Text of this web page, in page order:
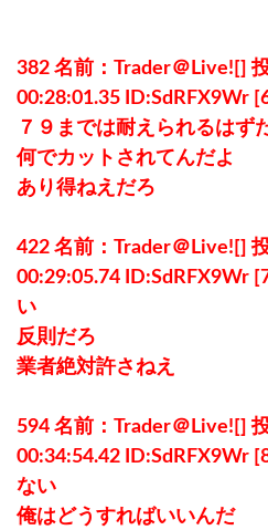
382 名前：Trader＠Live![]
00:28:01.35 ID:SdRFX9Wr
７９までは耐えられるはず
何でカットされてんだよ
あり得ねえだろ
422 名前：Trader＠Live![]
00:29:05.74 ID:SdRFX9Wr
い
反則だろ
業者絶対許さねえ
594 名前：Trader＠Live![]
00:34:54.42 ID:SdRFX9Wr
ない
俺はどうすればいいんだ